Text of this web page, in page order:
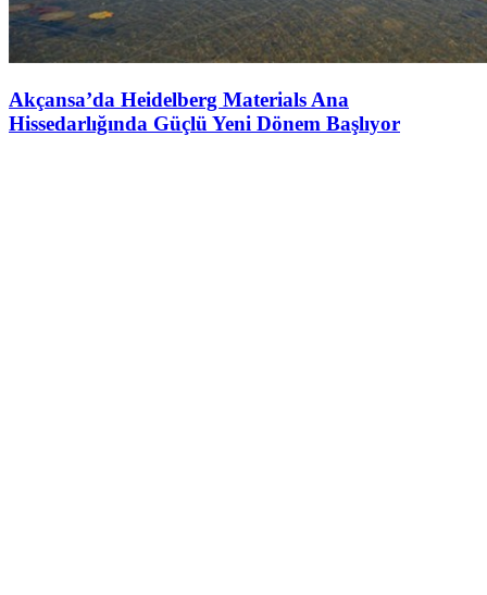
Akçansa’da Heidelberg Materials Ana
Hissedarlığında Güçlü Yeni Dönem Başlıyor